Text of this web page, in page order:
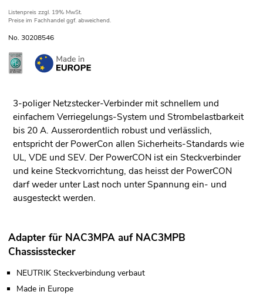
Listenpreis zzgl. 19% MwSt.
Preise im Fachhandel ggf. abweichend.
No. 30208546
3-poliger Netzstecker-Verbinder mit schnellem und
einfachem Verriegelungs-System und Strombelastbarkeit
bis 20 A. Ausserordentlich robust und verlässlich,
entspricht der PowerCon allen Sicherheits-Standards wie
UL, VDE und SEV. Der PowerCON ist ein Steckverbinder
und keine Steckvorrichtung, das heisst der PowerCON
darf weder unter Last noch unter Spannung ein- und
ausgesteckt werden.
Adapter für NAC3MPA auf NAC3MPB
Chassisstecker
NEUTRIK Steckverbindung verbaut
Made in Europe